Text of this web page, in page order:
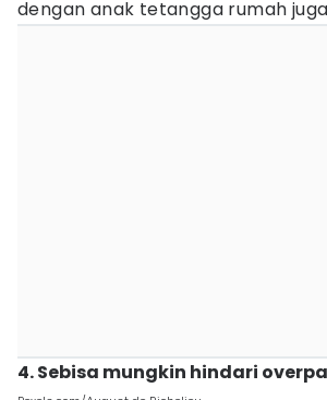
dengan anak tetangga rumah
4. Sebisa mungkin hindari